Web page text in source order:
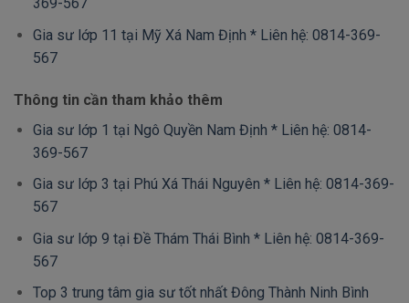
Gia sư lớp 11 tại Mỹ Xá Nam Định * Liên hệ: 0814-369-
567
Thông tin cần tham khảo thêm
Gia sư lớp 1 tại Ngô Quyền Nam Định * Liên hệ: 0814-
369-567
Gia sư lớp 3 tại Phú Xá Thái Nguyên * Liên hệ: 0814-369-
567
Gia sư lớp 9 tại Đề Thám Thái Bình * Liên hệ: 0814-369-
567
Top 3 trung tâm gia sư tốt nhất Đông Thành Ninh Bình